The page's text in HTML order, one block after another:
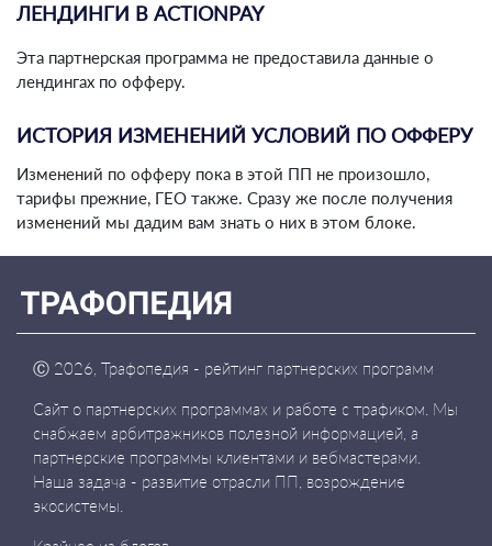
ЛЕНДИНГИ В ACTIONPAY
Эта партнерская программа не предоставила данные о
лендингах по офферу.
ИСТОРИЯ ИЗМЕНЕНИЙ УСЛОВИЙ ПО ОФФЕРУ
Изменений по офферу пока в этой ПП не произошло,
тарифы прежние, ГЕО также. Сразу же после получения
изменений мы дадим вам знать о них в этом блоке.
Ⓒ 2026, Трафопедия - рейтинг партнерских программ
Сайт о партнерских программах и работе с трафиком. Мы
снабжаем арбитражников полезной информацией, а
партнерские программы клиентами и вебмастерами.
Наша задача - развитие отрасли ПП, возрождение
экосистемы.